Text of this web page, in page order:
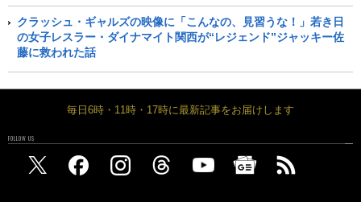
クラッシュ・ギャルズの映像に「こんなの、見習うな！」若き日
の女子レスラー・ダイナマイト関西が“レジェンド”ジャッキー佐
藤に救われた話
毎日6時・11時・17時に最新記事をお届けします
FOLLOW US